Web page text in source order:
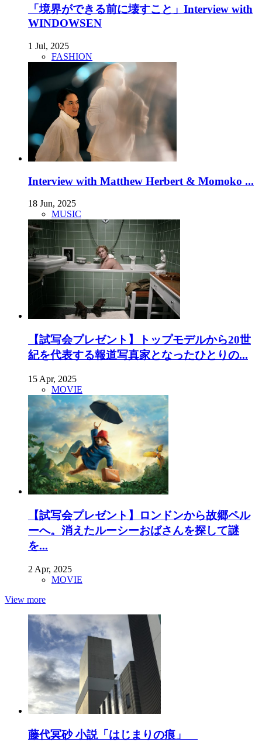
「境界ができる前に壊すこと」Interview with
WINDOWSEN
1 Jul, 2025
FASHION
Interview with Matthew Herbert & Momoko ...
18 Jun, 2025
MUSIC
【試写会プレゼント】トップモデルから20世
紀を代表する報道写真家となったひとりの...
15 Apr, 2025
MOVIE
【試写会プレゼント】ロンドンから故郷ペル
ーへ。消えたルーシーおばさんを探して謎
を...
2 Apr, 2025
MOVIE
View more
藤代冥砂 小説「はじまりの痕」